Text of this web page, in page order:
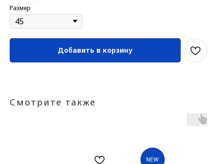
Размер
Добавить в корзину
Смотрите также
NEW